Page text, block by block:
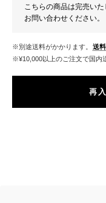
こちらの商品は完売い
お問い合わせください。
※別途送料がかかります。 送
※¥10,000以上のご注文で国
再